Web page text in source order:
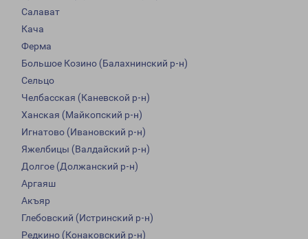
Салават
Кача
Ферма
Большое Козино (Балахнинский р-н)
Сельцо
Челбасская (Каневской р-н)
Ханская (Майкопский р-н)
Игнатово (Ивановский р-н)
Яжелбицы (Валдайский р-н)
Долгое (Должанский р-н)
Аргаяш
Акъяр
Глебовский (Истринский р-н)
Редкино (Конаковский р-н)